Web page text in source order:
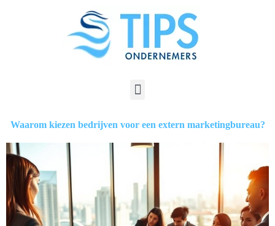
Waarom kiezen bedrijven voor een extern marketingbureau?